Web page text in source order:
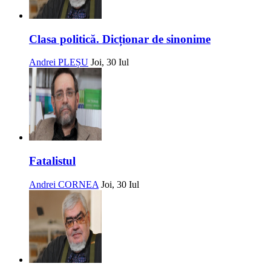
Clasa politică. Dicționar de sinonime
Andrei PLEȘU Joi, 30 Iul
Fatalistul
Andrei CORNEA Joi, 30 Iul